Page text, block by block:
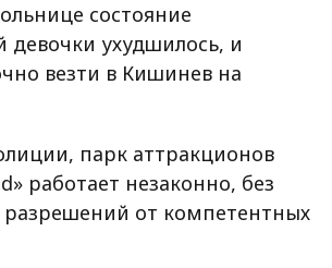
состояние
девочки ухудшилось, и
везти в Кишинев на
парк аттракционов
работает незаконно, без
от компетентных